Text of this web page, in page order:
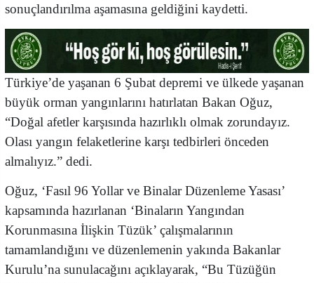
sonuçlandırılma aşamasına geldiğini kaydetti.
Türkiye’de yaşanan 6 Şubat depremi ve ülkede yaşanan
büyük orman yangınlarını hatırlatan Bakan Oğuz,
“Doğal afetler karşısında hazırlıklı olmak zorundayız.
Olası yangın felaketlerine karşı tedbirleri önceden
almalıyız.” dedi.
Oğuz, ‘Fasıl 96 Yollar ve Binalar Düzenleme Yasası’
kapsamında hazırlanan ‘Binaların Yangından
Korunmasına İlişkin Tüzük’ çalışmalarının
tamamlandığını ve düzenlemenin yakında Bakanlar
Kurulu’na sunulacağını açıklayarak, “Bu Tüzüğün